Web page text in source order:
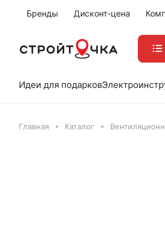
Бренды Дисконт-цена
Идеи для подарков
Главная Каталог